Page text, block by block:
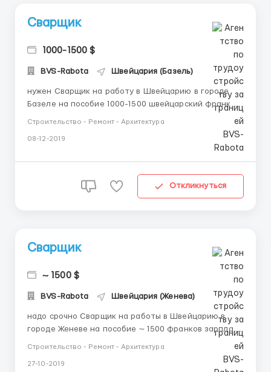
Сварщик
1000-1500 $
BVS-Rabota Швейцария (Базель)
нужен Сварщик на работу в Швейцарию в городе
Базеле на пособие 1000-1500 швейцарский франков
хороший работник с хорошим опытом, без наличия
знаний немецким.Подробенее об условиях: набор по
Строительство - Ремонт - Архитектура
08-12-2019
Откликнуться
Сварщик
~ 1500 $
BVS-Rabota Швейцария (Женева)
надо срочно Сварщик на работы в Швейцарию в
городе Женеве на пособие ~ 1500 франков зарплата
хороший работник опыт не обязателен, не нужен -
владения английским языком.Условия работы и
Строительство - Ремонт - Архитектура
27-10-2019